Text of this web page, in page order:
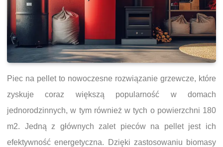
Piec na pellet to nowoczesne rozwiązanie grzewcze, które
zyskuje coraz większą popularność w domach
jednorodzinnych, w tym również w tych o powierzchni 180
m2. Jedną z głównych zalet pieców na pellet jest ich
efektywność energetyczna. Dzięki zastosowaniu biomasy